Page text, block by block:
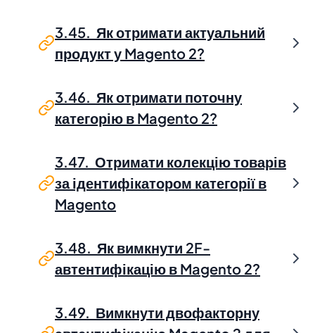
3.45. Як отримати актуальний
продукт у Magento 2?
3.46. Як отримати поточну
категорію в Magento 2?
3.47. Отримати колекцію товарів
за ідентифікатором категорії в
Magento
3.48. Як вимкнути 2F-
автентифікацію в Magento 2?
3.49. Вимкнути двофакторну